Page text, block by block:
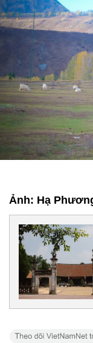
Ảnh: Hạ